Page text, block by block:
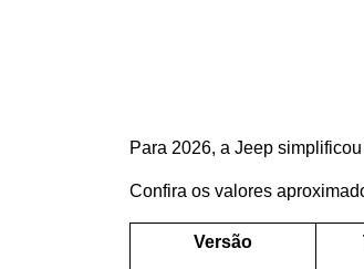
Para 2026, a Jeep
Confira os valores
Versão